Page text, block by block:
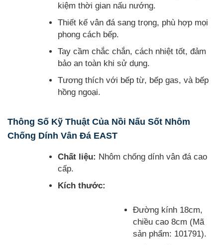
kiệm thời gian nấu nướng.
Thiết kế vân đá sang trọng, phù hợp mọi
phong cách bếp.
Tay cầm chắc chắn, cách nhiệt tốt, đảm
bảo an toàn khi sử dụng.
Tương thích với bếp từ, bếp gas, và bếp
hồng ngoại.
Thông Số Kỹ Thuật Của Nồi Nấu Sốt Nhôm
Chống Dính Vân Đá EAST
Chất liệu: Nhôm chống dính vân đá cao
cấp.
Kích thước:
Đường kính 18cm,
chiều cao 8cm (Mã
sản phẩm: 101791).